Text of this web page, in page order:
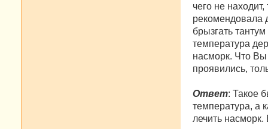
чего не
рекомендовала
брызгать
температура
насморк. Что Вы
проявились,
Ответ: Такое
температура, а
лечить